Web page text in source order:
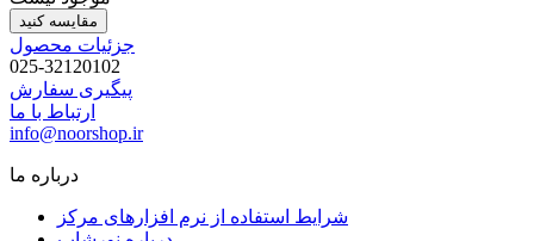
مقایسه کنید
جزئیات محصول
025-32120102
پیگیری سفارش
ارتباط با ما
info@noorshop.ir
درباره ما
شرایط استفاده از نرم افزارهای مرکز